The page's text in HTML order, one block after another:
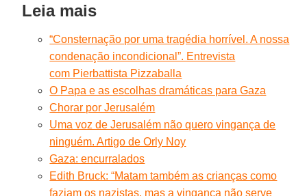
Leia mais
“Consternação por uma tragédia horrível. A nossa
condenação incondicional”. Entrevista
com Pierbattista Pizzaballa
O Papa e as escolhas dramáticas para Gaza
Chorar por Jerusalém
Uma voz de Jerusalém não quero vingança de
ninguém. Artigo de Orly Noy
Gaza: encurralados
Edith Bruck: “Matam também as crianças como
faziam os nazistas, mas a vingança não serve